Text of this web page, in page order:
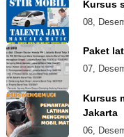
Kursus
08,
Paket
07,
Kursus
Jakarta
06,